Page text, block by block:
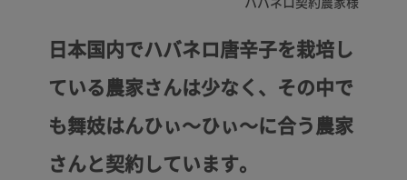
日本国内でハバネロ唐辛子を栽培し
ている農家さんは少なく、その中で
も舞妓はんひぃ～ひぃ～に合う農家
さんと契約しています。